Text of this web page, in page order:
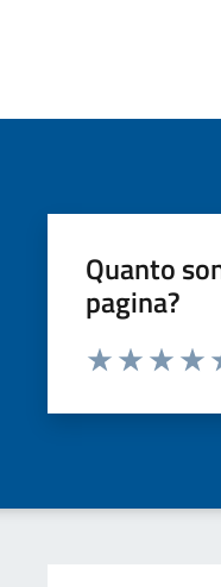
Quanto
pagina?
Valuta da 1 a 5